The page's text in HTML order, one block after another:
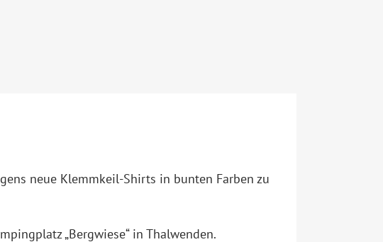
neue Klemmkeil-Shirts in bunten Farben zu
„Bergwiese“ in Thalwenden.